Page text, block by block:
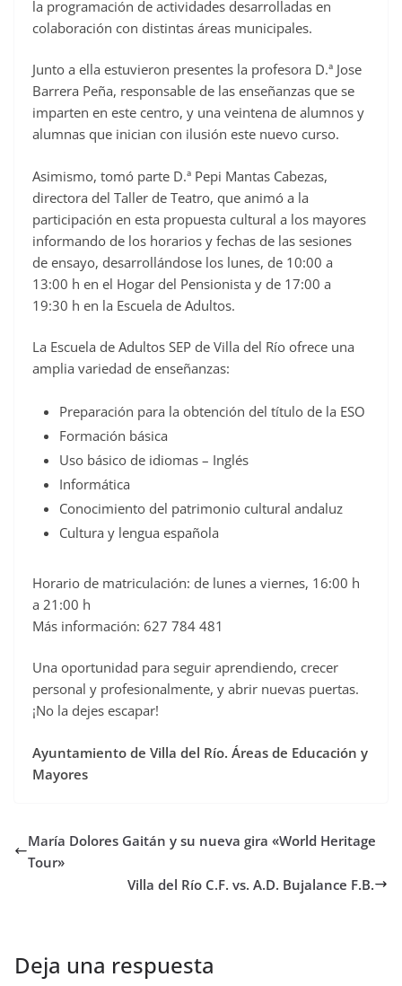
la programación de actividades desarrolladas en
colaboración con distintas áreas municipales.
Junto a ella estuvieron presentes la profesora D.ª Jose
Barrera Peña, responsable de las enseñanzas que se
imparten en este centro, y una veintena de alumnos y
alumnas que inician con ilusión este nuevo curso.
Asimismo, tomó parte D.ª Pepi Mantas Cabezas,
directora del Taller de Teatro, que animó a la
participación en esta propuesta cultural a los mayores
informando de los horarios y fechas de las sesiones
de ensayo, desarrollándose los lunes, de 10:00 a
13:00 h en el Hogar del Pensionista y de 17:00 a
19:30 h en la Escuela de Adultos.
La Escuela de Adultos SEP de Villa del Río ofrece una
amplia variedad de enseñanzas:
Preparación para la obtención del título de la ESO
Formación básica
Uso básico de idiomas – Inglés
Informática
Conocimiento del patrimonio cultural andaluz
Cultura y lengua española
Horario de matriculación: de lunes a viernes, 16:00 h
a 21:00 h
Más información: 627 784 481
Una oportunidad para seguir aprendiendo, crecer
personal y profesionalmente, y abrir nuevas puertas.
¡No la dejes escapar!
Ayuntamiento de Villa del Río. Áreas de Educación y
Mayores
María Dolores Gaitán y su nueva gira «World Heritage
Tour»
Villa del Río C.F. vs. A.D. Bujalance F.B.
Deja una respuesta